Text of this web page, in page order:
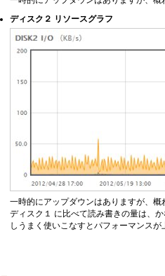
ディスク２ リソースグラフ
一時的にアップダウンはありますが、概
ディスク１ に比べて読み書きの量は、
しうまく使いこなすとパフォーマンスが